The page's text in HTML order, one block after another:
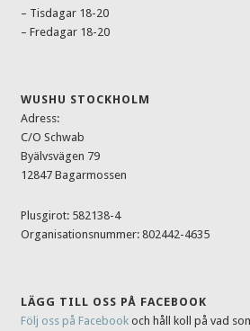
– Tisdagar 18-20
– Fredagar 18-20
WUSHU STOCKHOLM
Adress:
C/O Schwab
Byälvsvägen 79
12847 Bagarmossen
Plusgirot: 582138-4
Organisationsnummer: 802442-4635
LÄGG TILL OSS PÅ FACEBOOK
Följ oss på Facebook och håll koll på vad